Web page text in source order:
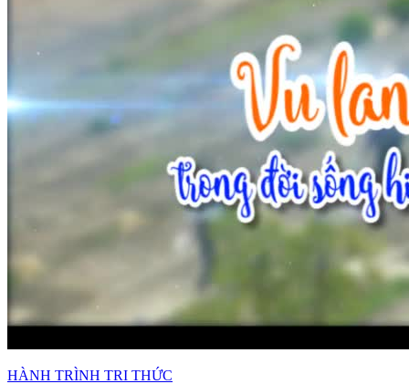
HÀNH TRÌNH TRI THỨC